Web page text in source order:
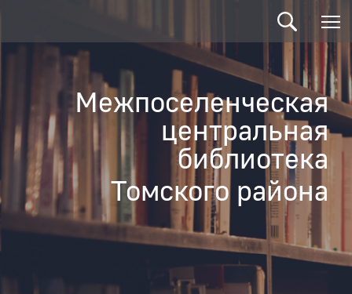
Межпоселенческая
центральная
библиотека
Томского района